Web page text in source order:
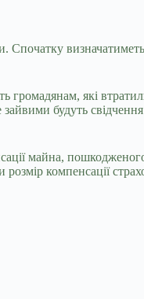
які
будуть
майна,
компенсації